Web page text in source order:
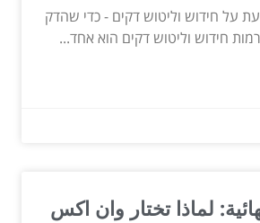
על חידוש וליטוש דקים - כדי שהדק
חידוש וליטוש דקים הוא אחד...
لماذا تختار وان اكس